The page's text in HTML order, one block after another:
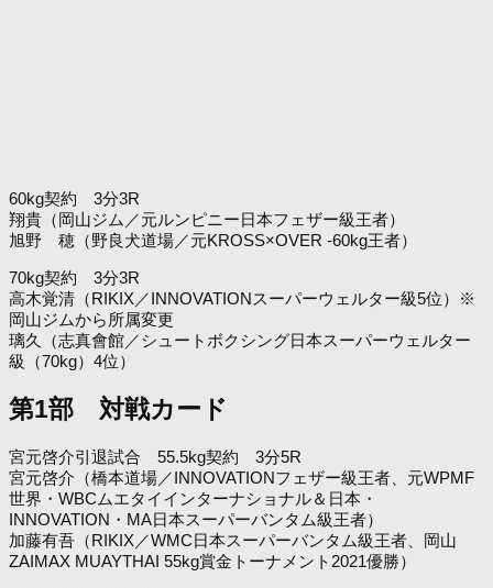
60kg契約 3分3R
翔貴（岡山ジム／元ルンピニー日本フェザー級王者）
旭野 穂（野良犬道場／元KROSS×OVER -60kg王者）
70kg契約 3分3R
高木覚清（RIKIX／INNOVATIONスーパーウェルター級5位）※
岡山ジムから所属変更
璃久（志真會館／シュートボクシング日本スーパーウェルター
級（70kg）4位）
第1部 対戦カード
宮元啓介引退試合 55.5kg契約 3分5R
宮元啓介（橋本道場／INNOVATIONフェザー級王者、元WPMF
世界・WBCムエタイインターナショナル＆日本・
INNOVATION・MA日本スーパーバンタム級王者）
加藤有吾（RIKIX／WMC日本スーパーバンタム級王者、岡山
ZAIMAX MUAYTHAI 55kg賞金トーナメント2021優勝）